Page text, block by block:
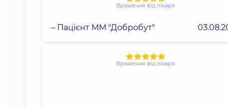
Враження від лікаря
– Пацієнт ММ "Добробут"
Враження від лікаря